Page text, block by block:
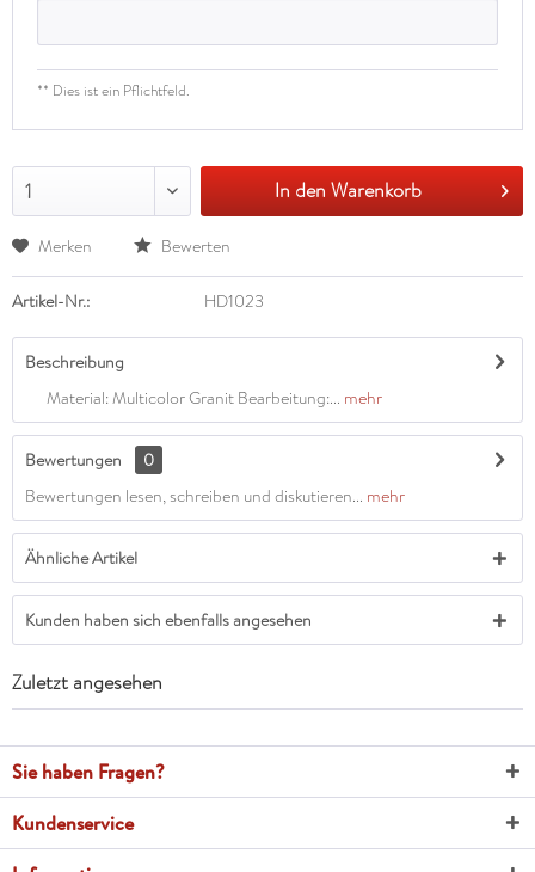
** Dies ist ein Pflichtfeld.
1 In den Warenkorb
Merken Bewerten
Artikel-Nr.: HD1023
Beschreibung
Material: Multicolor Granit Bearbeitung:... mehr
Bewertungen
0
Bewertungen lesen, schreiben und diskutieren... mehr
Ähnliche Artikel
Kunden haben sich ebenfalls angesehen
Zuletzt angesehen
Sie haben Fragen?
Kundenservice